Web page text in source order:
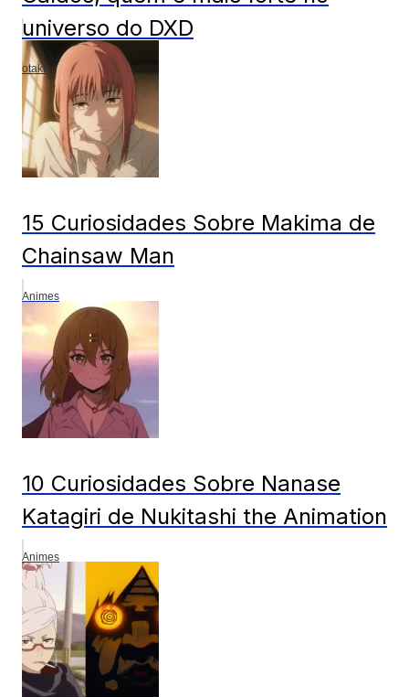
universo do DXD
otaku
15 Curiosidades Sobre Makima de
Chainsaw Man
Animes
10 Curiosidades Sobre Nanase
Katagiri de Nukitashi the Animation
Animes